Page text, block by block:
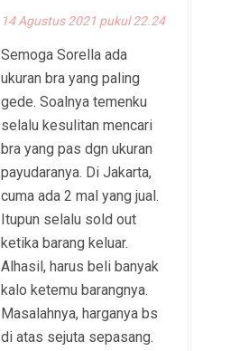
14 Agustus 2021 pukul 22.24
Semoga Sorella ada
ukuran bra yang paling
gede. Soalnya temenku
selalu kesulitan mencari
bra yang pas dgn ukuran
payudaranya. Di Jakarta,
cuma ada 2 mal yang jual.
Itupun selalu sold out
ketika barang keluar.
Alhasil, harus beli banyak
kalo ketemu barangnya.
Masalahnya, harganya bs
di atas sejuta sepasang.